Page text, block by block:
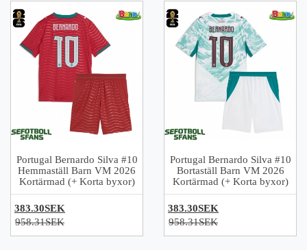
Portugal Bernardo Silva #10
Hemmaställ Barn VM 2026
Kortärmad (+ Korta byxor)
383.30SEK
958.31SEK
Portugal Bernardo Silva #10
Bortaställ Barn VM 2026
Kortärmad (+ Korta byxor)
383.30SEK
958.31SEK